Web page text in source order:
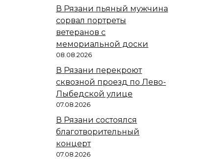
В Рязани пьяный мужчина
сорвал портреты
ветеранов с
мемориальной доски
08.08.2026
В Рязани перекроют
сквозной проезд по Лево-
Лыбедской улице
07.08.2026
В Рязани состоялся
благотворительный
концерт
07.08.2026